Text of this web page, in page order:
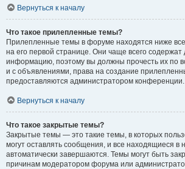
Вернуться к началу
Что такое прилепленные темы?
Прилепленные темы в форуме находятся ниже
на его первой странице. Они чаще всего
информацию, поэтому вы должны прочесть их по
и с объявлениями, права на создание
предоставляются администратором конференции.
Вернуться к началу
Что такое закрытые темы?
Закрытые темы — это такие темы, в которых
могут оставлять сообщения, и все находящиеся в
автоматически завершаются. Темы могут быть
причинам модератором форума или